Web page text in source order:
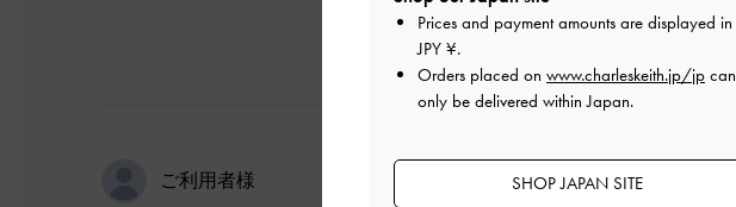
ご利用者様 履きやすさ抜群！
Prices and payment amounts are displayed in
JPY ¥.
Orders placed on www.charleskeith.jp/jp can
only be delivered within Japan.
SHOP JAPAN SITE